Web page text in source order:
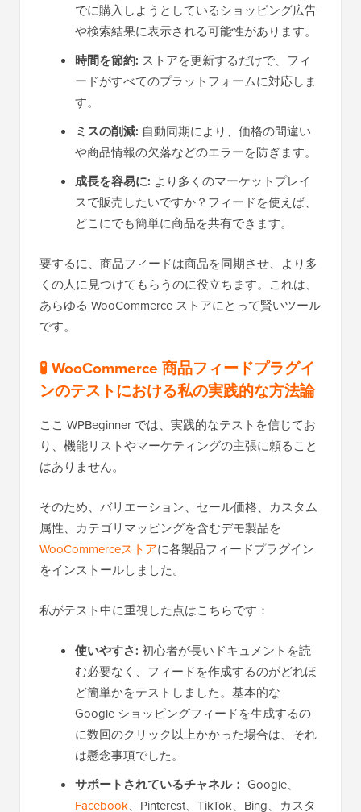
でに購入しようとしているショッピング広告
や検索結果に表示される可能性があります。
時間を節約: ストアを更新するだけで、フィ
ードがすべてのプラットフォームに対応しま
す。
ミスの削減: 自動同期により、価格の間違い
や商品情報の欠落などのエラーを防ぎます。
成長を容易に: より多くのマーケットプレイ
スで販売したいですか？フィードを使えば、
どこにでも簡単に商品を共有できます。
要するに、商品フィードは商品を同期させ、より多
くの人に見つけてもらうのに役立ちます。これは、
あらゆる WooCommerce ストアにとって賢いツール
です。
🧪 WooCommerce 商品フィードプラグイ
ンのテストにおける私の実践的な方法論
ここ WPBeginner では、実践的なテストを信じてお
り、機能リストやマーケティングの主張に頼ること
はありません。
そのため、バリエーション、セール価格、カスタム
属性、カテゴリマッピングを含むデモ製品を
WooCommerceストアに各製品フィードプラグイン
をインストールしました。
私がテスト中に重視した点はこちらです：
使いやすさ: 初心者が長いドキュメントを読
む必要なく、フィードを作成するのがどれほ
ど簡単かをテストしました。基本的な
Google ショッピングフィードを生成するの
に数回のクリック以上かかった場合は、それ
は懸念事項でした。
サポートされているチャネル： Google、
Facebook、Pinterest、TikTok、Bing、カスタ